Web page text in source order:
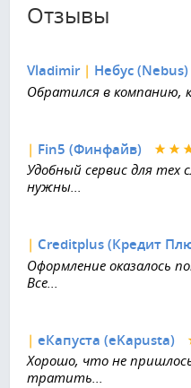
Отзывы
Vladimir | Небус (Nebus)
Обратился в компанию,
| Fin5 (Финфайв)
Удобный сервис для тех
нужны...
| Creditplus (Кредит
Оформление оказалось
Все...
| еКапуста (eKapusta)
Хорошо, что не
тратить...